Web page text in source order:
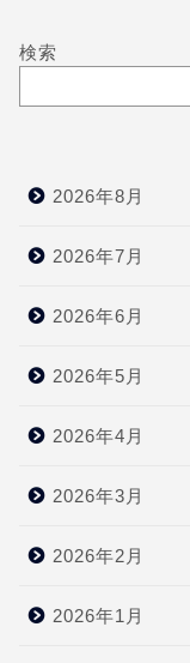
検索
2026年8月
2026年7月
2026年6月
2026年5月
2026年4月
2026年3月
2026年2月
2026年1月